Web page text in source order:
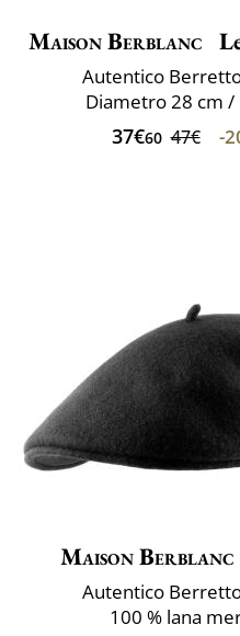
Maison Berblanc
Autentico
Diametro 28 cm /
37€60 47€ -
Maison Berblanc
Autentico
100 % lana